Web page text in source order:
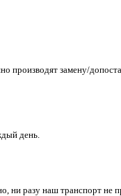
производят замену/
день.
ни разу наш транспорт не